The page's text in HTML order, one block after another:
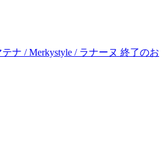
テナ / Merkystyle / ラナーヌ 終了のお